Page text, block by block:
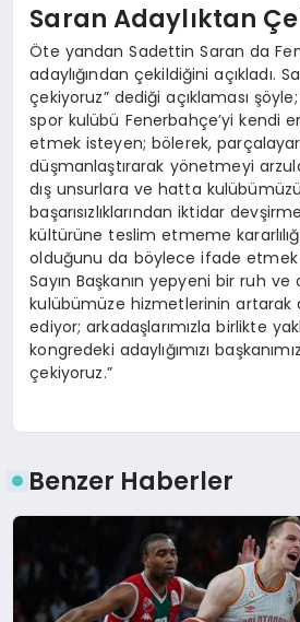
Saran Adaylıktan
Öte yandan Sadettin Saran da
adaylığından çekildiğini açıkladı.
çekiyoruz” dediği açıklaması
spor kulübü Fenerbahçe’yi kendi
etmek isteyen; bölerek,
düşmanlaştırarak yönetmeyi
dış unsurlara ve hatta
başarısızlıklarından iktidar
kültürüne teslim etmeme
olduğunu da böylece ifade etmek
Sayın Başkanın yepyeni bir ruh
kulübümüze hizmetlerinin artarak
ediyor; arkadaşlarımızla birlikte
kongredeki adaylığımızı
çekiyoruz.”
Benzer Haberler